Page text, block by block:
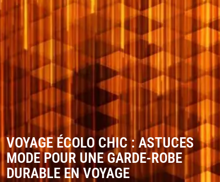
VOYAGE ÉCOLO CHIC : ASTUCES
MODE POUR UNE GARDE-ROBE
DURABLE EN VOYAGE